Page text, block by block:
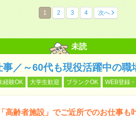
1 2 3 4 次へ
未読
／～60代も現役活躍中の職
経験OK 大学生歓迎 ブランクOK WEB登録
高齢者施設」でご近所でのお仕事も